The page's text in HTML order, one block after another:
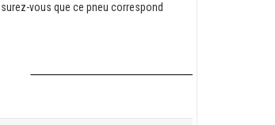
vous que ce pneu correspond